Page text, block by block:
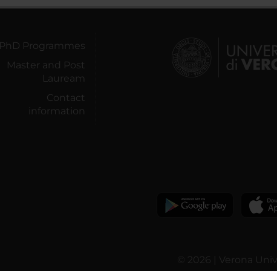
PhD Programmes
Master and Post
Lauream
Contact
information
© 2026 | Verona